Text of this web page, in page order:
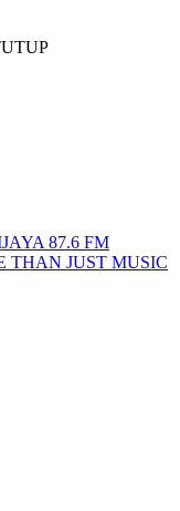
87.6 FM
THAN JUST MUSIC